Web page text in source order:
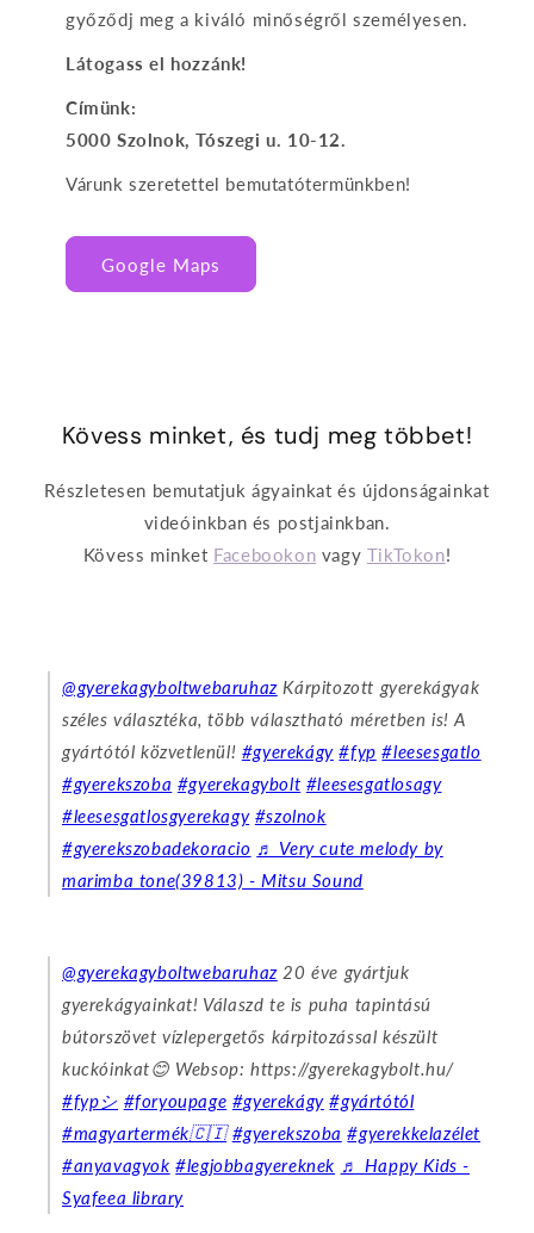
győződj meg a kiváló minőségről személyesen.
Látogass el hozzánk!
Címünk:
5000 Szolnok, Tószegi u. 10-12.
Várunk szeretettel bemutatótermünkben!
Google Maps
Kövess minket, és tudj meg többet!
Részletesen bemutatjuk ágyainkat és újdonságainkat
videóinkban és postjainkban.
Kövess minket Facebookon vagy TikTokon!
@gyerekagyboltwebaruhazKárpitozott gyerekágyak
széles választéka, több választható méretben is! A
gyártótól közvetlenül! #gyerekágy #fyp #leesesgatlo
#gyerekszoba #gyerekagybolt #leesesgatlosagy
#leesesgatlosgyerekagy #szolnok
#gyerekszobadekoracio ♬ Very cute melody by
marimba tone(39813) - Mitsu Sound
@gyerekagyboltwebaruhaz20 éve gyártjuk
gyerekágyainkat! Válaszd te is puha tapintású
bútorszövet vízlepergetős kárpitozással készült
kuckóinkat😊 Websop: https://gyerekagybolt.hu/
#fypシ #foryoupage #gyerekágy #gyártótól
#magyartermék🇨🇮 #gyerekszoba #gyerekkelazélet
#anyavagyok #legjobbagyereknek ♬ Happy Kids -
Syafeea library